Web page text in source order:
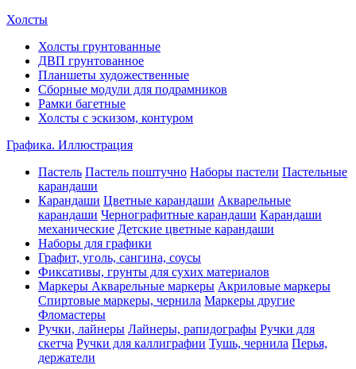
Холсты
Холсты грунтованные
ДВП грунтованное
Планшеты художественные
Сборные модули для подрамников
Рамки багетные
Холсты c эскизом, контуром
Графика. Иллюстрация
Пастель Пастель поштучно Наборы пастели Пастельные
карандаши
Карандаши Цветные карандаши Акварельные
карандаши Чернографитные карандаши Карандаши
механические Детские цветные карандаши
Наборы для графики
Графит, уголь, сангина, соусы
Фиксативы, грунты для сухих материалов
Маркеры Акварельные маркеры Акриловые маркеры
Спиртовые маркеры, чернила Маркеры другие
Фломастеры
Ручки, лайнеры Лайнеры, рапидографы Ручки для
скетча Ручки для каллиграфии Тушь, чернила Перья,
держатели